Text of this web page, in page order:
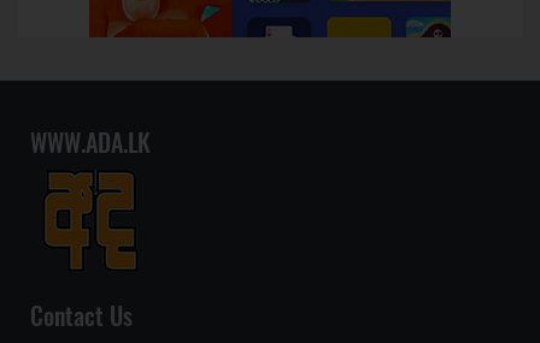
WWW.ADA.LK
Contact Us